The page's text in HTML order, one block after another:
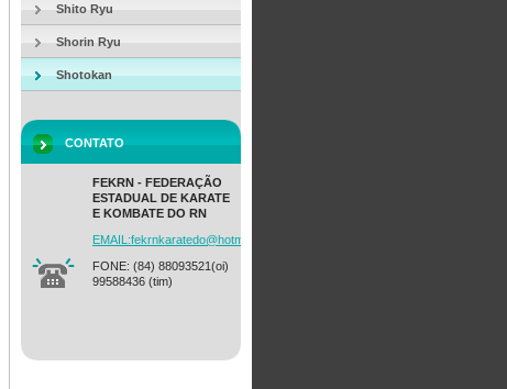
Shito Ryu
Shorin Ryu
Shotokan
CONTATO
FEKRN - FEDERAÇÃO
ESTADUAL DE KARATE
E KOMBATE DO RN
EMAIL:fekrnkaratedo@hotmail.com
FONE: (84) 88093521(oi)
99588436 (tim)